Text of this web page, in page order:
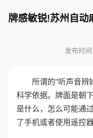
牌感敏锐!苏州自动
发布时
所谓的"听声音辨
科学依据。牌面是朝
是什么，怎么可能通
了手机或者使用遥控器